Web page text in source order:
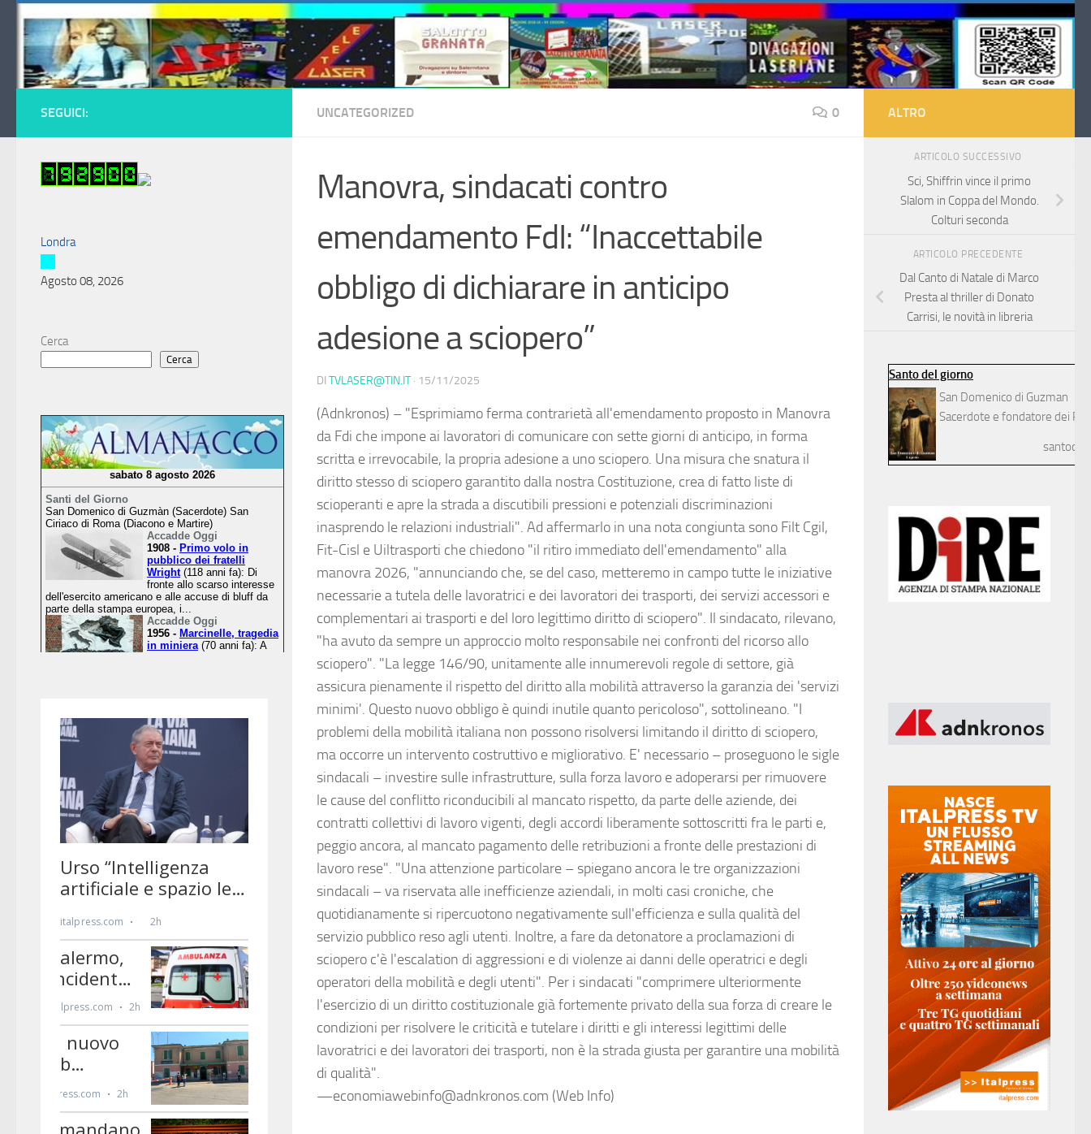
Salta al contenuto
UNCATEGORIZED 0
Manovra, sindacati contro
emendamento FdI: “Inaccettabile
obbligo di dichiarare in anticipo
adesione a sciopero”
DI TVLASER@TIN.IT · 15/11/2025
(Adnkronos) – "Esprimiamo ferma contrarietà all'emendamento proposto in Manovra
da Fdi che impone ai lavoratori di comunicare con sette giorni di anticipo, in forma
scritta e irrevocabile, la propria adesione a uno sciopero. Una misura che snatura il
diritto stesso di sciopero garantito dalla nostra Costituzione, crea di fatto liste di
scioperanti e apre la strada a discutibili pressioni e potenziali discriminazioni
inasprendo le relazioni industriali". Ad affermarlo in una nota congiunta sono Filt Cgil,
Fit-Cisl e Uiltrasporti che chiedono "il ritiro immediato dell'emendamento" alla
manovra 2026, "annunciando che, se del caso, metteremo in campo tutte le iniziative
necessarie a tutela delle lavoratrici e dei lavoratori dei trasporti, dei servizi accessori e
complementari ai trasporti e del loro legittimo diritto di sciopero". Il sindacato, rilevano,
"ha avuto da sempre un approccio molto responsabile nei confronti del ricorso allo
sciopero". "La legge 146/90, unitamente alle innumerevoli regole di settore, già
assicura pienamente il rispetto del diritto alla mobilità attraverso la garanzia dei 'servizi
minimi'. Questo nuovo obbligo è quindi inutile quanto pericoloso", sottolineano. "I
problemi della mobilità italiana non possono risolversi limitando il diritto di sciopero,
ma occorre un intervento costruttivo e migliorativo. E' necessario – proseguono le sigle
sindacali – investire sulle infrastrutture, sulla forza lavoro e adoperarsi per rimuovere
le cause del conflitto riconducibili al mancato rispetto, da parte delle aziende, dei
contratti collettivi di lavoro vigenti, degli accordi liberamente sottoscritti fra le parti e,
peggio ancora, al mancato pagamento delle retribuzioni a fronte delle prestazioni di
lavoro rese". "Una attenzione particolare – spiegano ancora le tre organizzazioni
sindacali – va riservata alle inefficienze aziendali, in molti casi croniche, che
quotidianamente si ripercuotono negativamente sull'efficienza e sulla qualità del
servizio pubblico reso agli utenti. Inoltre, a fare da detonatore a proclamazioni di
sciopero c'è l'escalation di aggressioni e di violenze ai danni delle operatrici e degli
operatori della mobilità e degli utenti". Per i sindacati "comprimere ulteriormente
l'esercizio di un diritto costituzionale già fortemente privato della sua forza di creare le
condizioni per risolvere le criticità e tutelare i diritti e gli interessi legittimi delle
lavoratrici e dei lavoratori dei trasporti, non è la strada giusta per garantire una mobilità
di qualità".
—economiawebinfo@adnkronos.com (Web Info)
SEGUICI:
Londra
Agosto 08, 2026
Cerca
Cerca
ALTRO
ARTICOLO SUCCESSIVO
Sci, Shiffrin vince il primo
Slalom in Coppa del Mondo.
Colturi seconda
ARTICOLO PRECEDENTE
Dal Canto di Natale di Marco
Presta al thriller di Donato
Carrisi, le novità in libreria
Santo del giorno
San Domenico di Guzman
Sacerdote e fondatore dei